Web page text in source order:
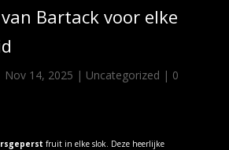
Bartack voor elke
Nov 14, 2025 | Uncategorized | 0
fruit in elke slok. Deze heerlijke